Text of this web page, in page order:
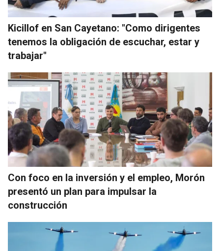
Kicillof en San Cayetano: "Como dirigentes
tenemos la obligación de escuchar, estar y
trabajar"
Con foco en la inversión y el empleo, Morón
presentó un plan para impulsar la
construcción